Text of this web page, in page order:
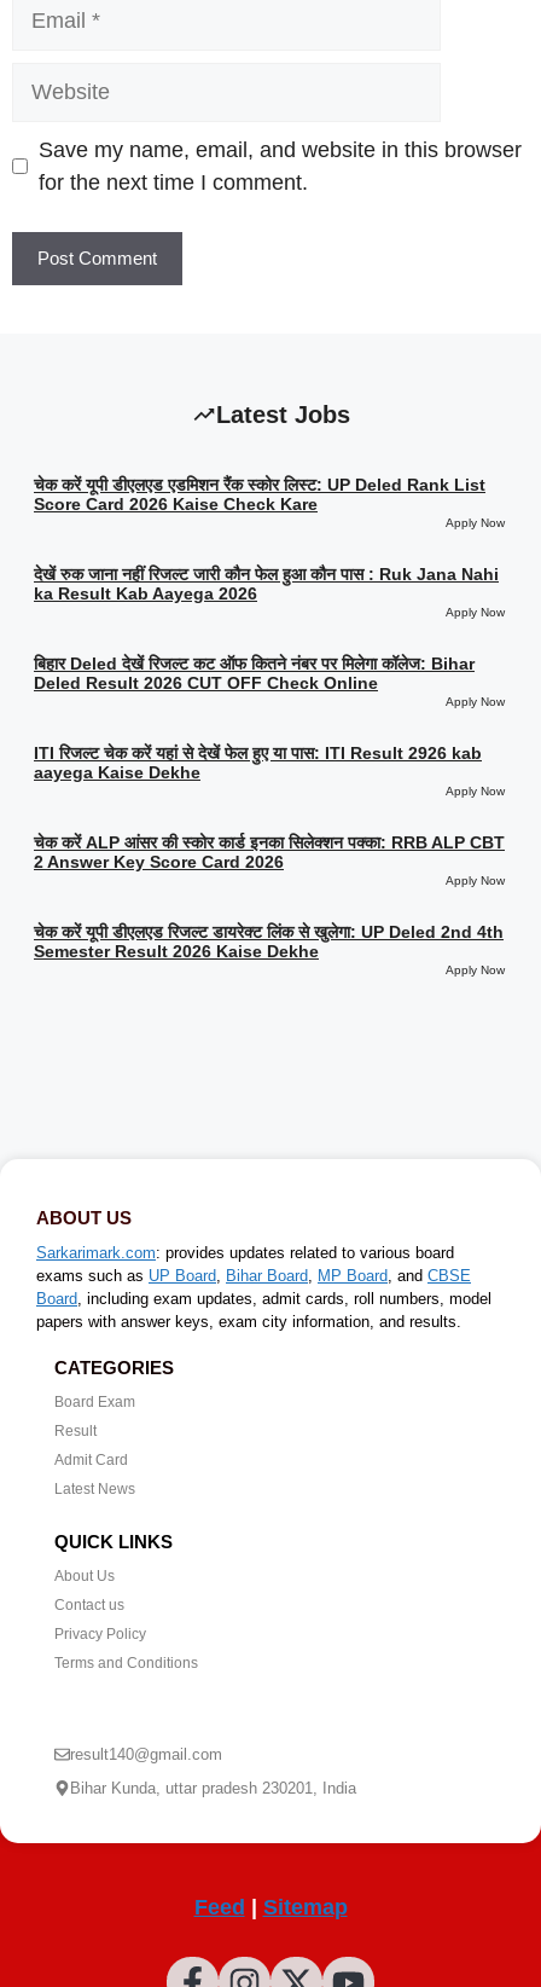
Save my name, email, and website in this browser
for the next time I comment.
Latest Jobs
चेक करें यूपी डीएलएड एडमिशन रैंक स्कोर लिस्ट: UP Deled Rank List
Score Card 2026 Kaise Check Kare
Apply Now
देखें रुक जाना नहीं रिजल्ट जारी कौन फेल हुआ कौन पास : Ruk Jana Nahi
ka Result Kab Aayega 2026
Apply Now
बिहार Deled देखें रिजल्ट कट ऑफ कितने नंबर पर मिलेगा कॉलेज: Bihar
Deled Result 2026 CUT OFF Check Online
Apply Now
ITI रिजल्ट चेक करें यहां से देखें फेल हुए या पास: ITI Result 2926 kab
aayega Kaise Dekhe
Apply Now
चेक करें ALP आंसर की स्कोर कार्ड इनका सिलेक्शन पक्का: RRB ALP CBT
2 Answer Key Score Card 2026
Apply Now
चेक करें यूपी डीएलएड रिजल्ट डायरेक्ट लिंक से खुलेगा: UP Deled 2nd 4th
Semester Result 2026 Kaise Dekhe
Apply Now
ABOUT US
Sarkarimark.com: provides updates related to various board
exams such as UP Board Bihar Board MP Board , and CBSE
Board , including exam updates, admit cards, roll numbers, model
papers with answer keys, exam city information, and results.
CATEGORIES
Board Exam
Result
Admit Card
Latest News
QUICK LINKS
About Us
Contact us
Privacy Policy
Terms and Conditions
result140@gmail.com
Bihar Kunda, uttar pradesh 230201, India
Feed | Sitemap